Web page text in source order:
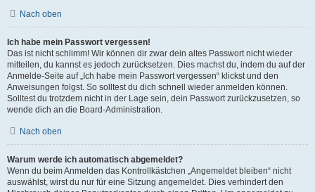
Nach oben
Ich habe mein Passwort vergessen!
Das ist nicht schlimm! Wir können dir zwar dein altes Passwort nicht wieder
mitteilen, du kannst es jedoch zurücksetzen. Dies machst du, indem du auf der
Anmelde-Seite auf „Ich habe mein Passwort vergessen“ klickst und den
Anweisungen folgst. So solltest du dich schnell wieder anmelden können.
Solltest du trotzdem nicht in der Lage sein, dein Passwort zurückzusetzen, so
wende dich an die Board-Administration.
Nach oben
Warum werde ich automatisch abgemeldet?
Wenn du beim Anmelden das Kontrollkästchen „Angemeldet bleiben“ nicht
auswählst, wirst du nur für eine Sitzung angemeldet. Dies verhindert den